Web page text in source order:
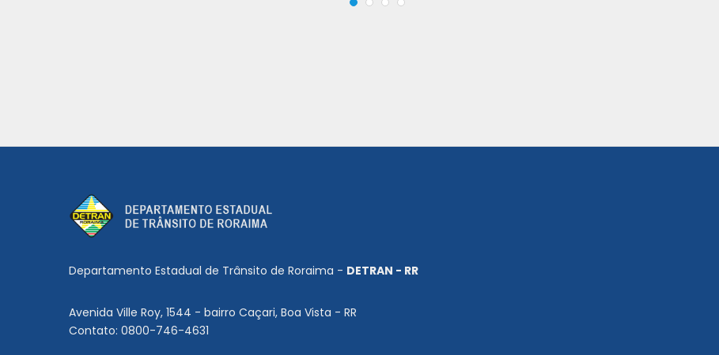
Departamento Estadual de Trânsito de Roraima - DETRAN - RR
Avenida Ville Roy, 1544 - bairro Caçari, Boa Vista - RR
Contato: 0800-746-4631